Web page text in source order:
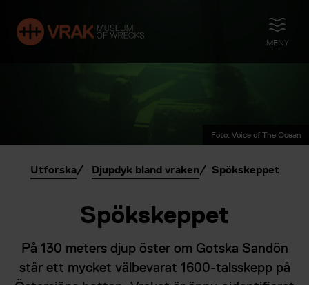
ÖPPNA
MENY
Foto: Voice of The Ocean
Utforska Djupdyk bland vraken Spökskeppet
Spökskeppet
På 130 meters djup öster om Gotska Sandön
står ett mycket välbevarat 1600-talsskepp på